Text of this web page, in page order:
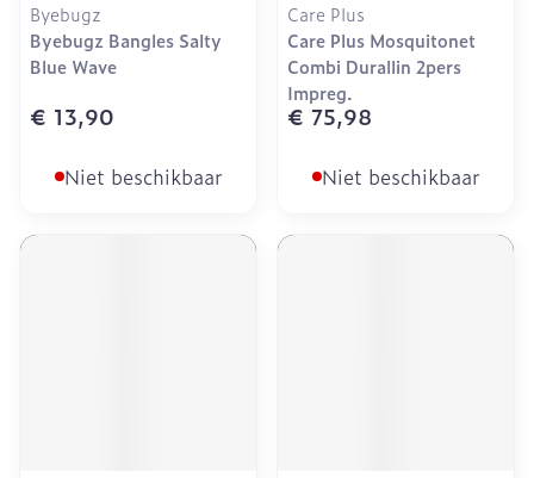
Byebugz
Byebugz Bangles Salty
Blue Wave
€ 13,90
Niet beschikbaar
Care Plus
Care Plus Mosquitonet
Combi Durallin 2pers
Impreg.
€ 75,98
Niet beschikbaar